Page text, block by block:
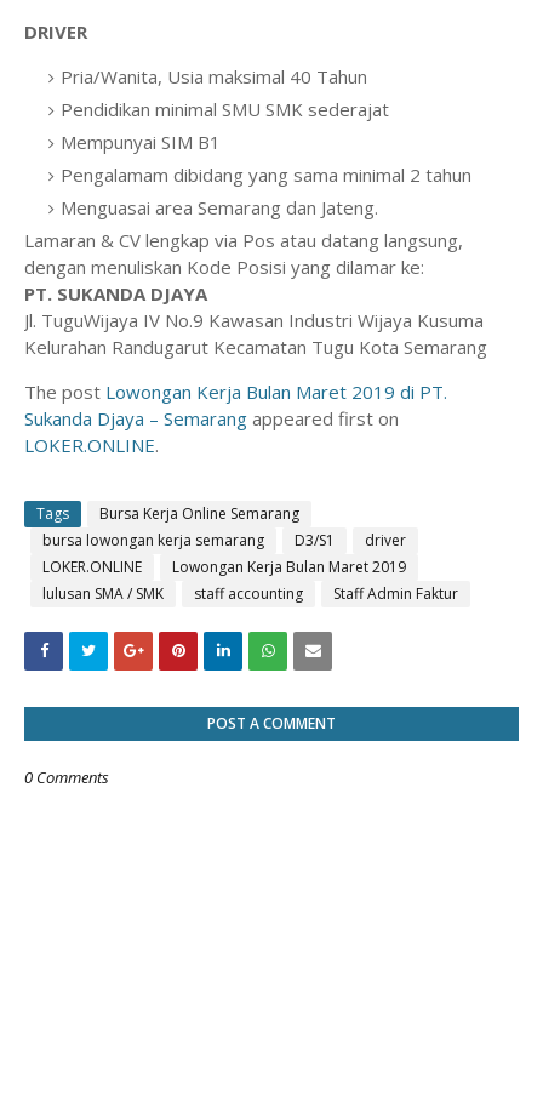
DRIVER
Pria/Wanita, Usia maksimal 40 Tahun
Pendidikan minimal SMU SMK sederajat
Mempunyai SIM B1
Pengalamam dibidang yang sama minimal 2 tahun
Menguasai area Semarang dan Jateng.
Lamaran & CV lengkap via Pos atau datang langsung,
dengan menuliskan Kode Posisi yang dilamar ke:
PT. SUKANDA DJAYA
Jl. TuguWijaya IV No.9 Kawasan Industri Wijaya Kusuma
Kelurahan Randugarut Kecamatan Tugu Kota Semarang
The post Lowongan Kerja Bulan Maret 2019 di PT.
Sukanda Djaya – Semarang appeared first on
LOKER.ONLINE.
Tags
Bursa Kerja Online Semarang
bursa lowongan kerja semarang
D3/S1
driver
LOKER.ONLINE
Lowongan Kerja Bulan Maret 2019
lulusan SMA / SMK
staff accounting Staff Admin Faktur
POST A COMMENT
0 Comments